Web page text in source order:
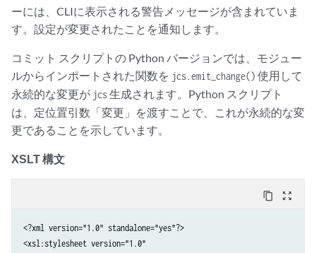
ーには、CLIに表示される警告メッセージが含まれていま
す。設定が変更されたことを通知します。
コミット スクリプトの Python バージョンでは、モジュー
ルからインポートされた関数を jcs.emit_change() 使用して
永続的な変更が jcs生成されます。Python スクリプト
は、定位置引数「変更」を渡すことで、これが永続的な変
更であることを示しています。
XSLT 構文
content_copy zoom_out_map
<?xml version="1.0" standalone="yes"?>
<xsl:stylesheet version="1.0"